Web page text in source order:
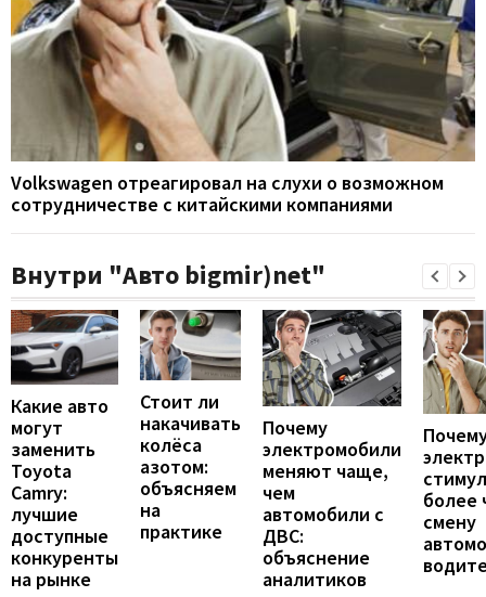
Volkswagen отреагировал на слухи о возможном
сотрудничестве с китайскими компаниями
Внутри "Авто bigmir)net"
Какие авто
могут
заменить
Toyota
Camry:
лучшие
доступные
конкуренты
на рынке
Стоит ли
накачивать
колёса
азотом:
объясняем
на
практике
Почему
электромобили
меняют чаще,
чем
автомобили с
ДВС:
объяснение
аналитиков
более
смену